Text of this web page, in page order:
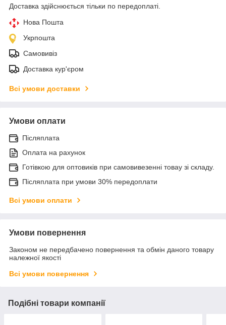
Доставка здійснюється тільки по передоплаті.
Нова Пошта
Укрпошта
Самовивіз
Доставка кур'єром
Всі умови доставки
Умови оплати
Післяплата
Оплата на рахунок
Готівкою для оптовиків при самовивезенні товау зі складу.
Післяплата при умови 30% передоплати
Всі умови оплати
Умови повернення
Законом не передбачено повернення та обмін даного товару
належної якості
Всі умови повернення
Подібні товари компанії